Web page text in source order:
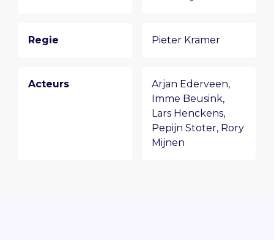
Regie Pieter Kramer
Acteurs Arjan Ederveen,
Imme Beusink,
Lars Henckens,
Pepijn Stoter, Rory
Mijnen